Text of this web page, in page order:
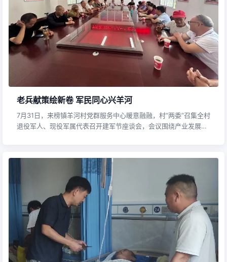
老兵献策绘新卷 军民同心兴羊河
7月31日，来榜镇羊河村党群服务中心暖意融融，村“两委”召集全村
退役军人、现役军属代表召开建军节座谈会，会议围绕产业发展、